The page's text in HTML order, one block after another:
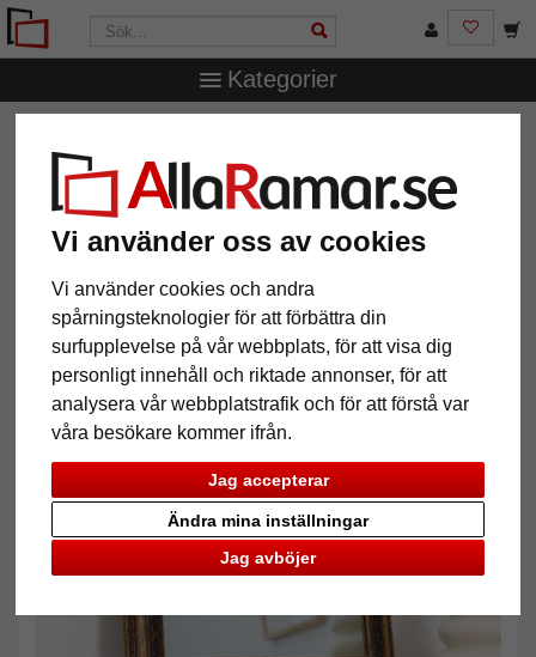
Vi använder oss av cookies
Vi använder cookies och andra
spårningsteknologier för att förbättra din
surfupplevelse på vår webbplats, för att visa dig
personligt innehåll och riktade annonser, för att
analysera vår webbplatstrafik och för att förstå var
våra besökare kommer ifrån.
Jag accepterar
Jag avböjer
Ändra mina inställningar
Kategorier
Assop
Väggspegel Assop
Tillbaka